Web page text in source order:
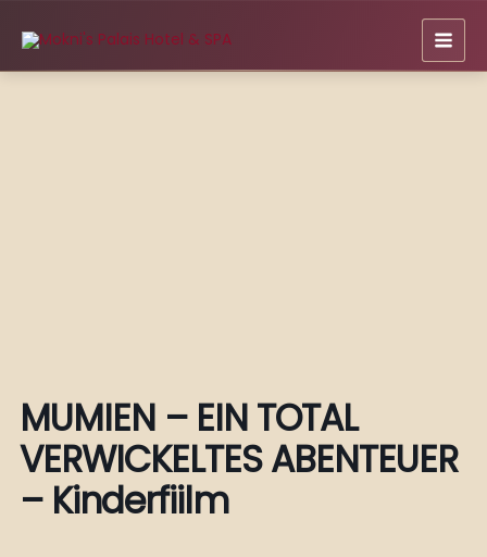
Inhalt
springen
MUMIEN – EIN TOTAL
VERWICKELTES ABENTEUER
– Kinderfiilm